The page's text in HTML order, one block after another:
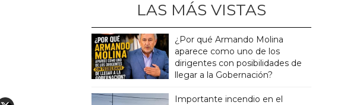
LAS MÁS VISTAS
¿Por qué Armando Molina
aparece como uno de los
dirigentes con posibilidades de
llegar a la Gobernación?
Importante incendio en el